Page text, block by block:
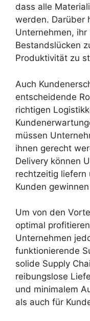
dass alle
werden. Darüber
Unternehmen,
Bestandslücken
Produktivität zu
Auch
entscheidende
richtigen
müssen
ihnen gerecht
Delivery können
rechtzeitig liefern
Kunden
Um von den
optimal
Unternehmen
funktionierende
solide Supply
reibungslose
und minimalem
als auch für